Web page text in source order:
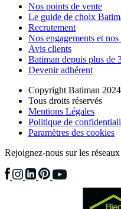
Nos points de vente
Le guide de choix
Recrutement
Nos engagements et nos
Avis clients
Batiman depuis plus de
Devenir adhérent
Copyright Batiman 2024
Tous droits réservés
Mentions Légales
Politique de
Paramètres des cookies
Rejoignez-nous sur les réseaux